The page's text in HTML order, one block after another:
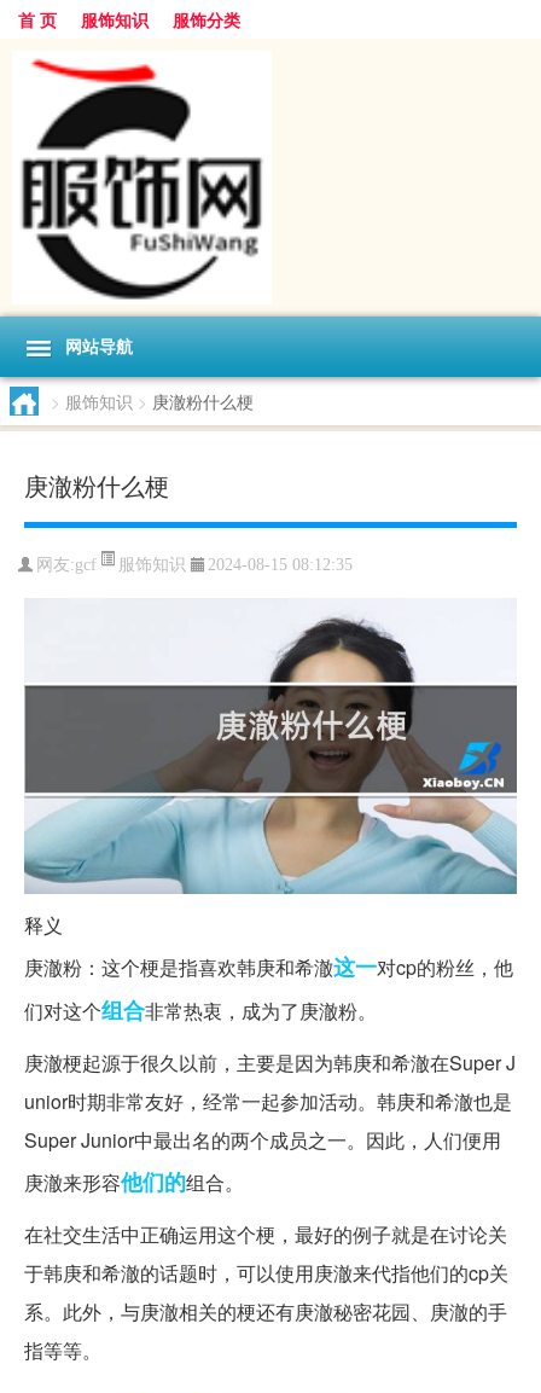
首 页 服饰知识 服饰分类
网站导航
> 服饰知识 > 庚澈粉什么梗
庚澈粉什么梗
网友:gcf 服饰知识 2024-08-15 08:12:35
释义
庚澈粉：这个梗是指喜欢韩庚和希澈这一对cp的粉丝，他
们对这个组合非常热衷，成为了庚澈粉。
庚澈梗起源于很久以前，主要是因为韩庚和希澈在Super J
unior时期非常友好，经常一起参加活动。韩庚和希澈也是
Super Junior中最出名的两个成员之一。因此，人们便用
庚澈来形容他们的组合。
在社交生活中正确运用这个梗，最好的例子就是在讨论关
于韩庚和希澈的话题时，可以使用庚澈来代指他们的cp关
系。此外，与庚澈相关的梗还有庚澈秘密花园、庚澈的手
指等等。